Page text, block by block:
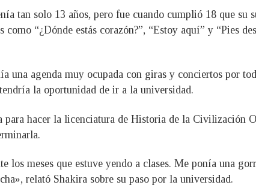
tan solo 13 años, pero fue cuando cumplió 18 que su
“¿Dónde estás corazón?”, “Estoy aquí” y “Pies
una agenda muy ocupada con giras y conciertos por
la oportunidad de ir a la universidad.
hacer la licenciatura de Historia de la Civilización
los meses que estuve yendo a clases. Me ponía una
relató Shakira sobre su paso por la universidad.